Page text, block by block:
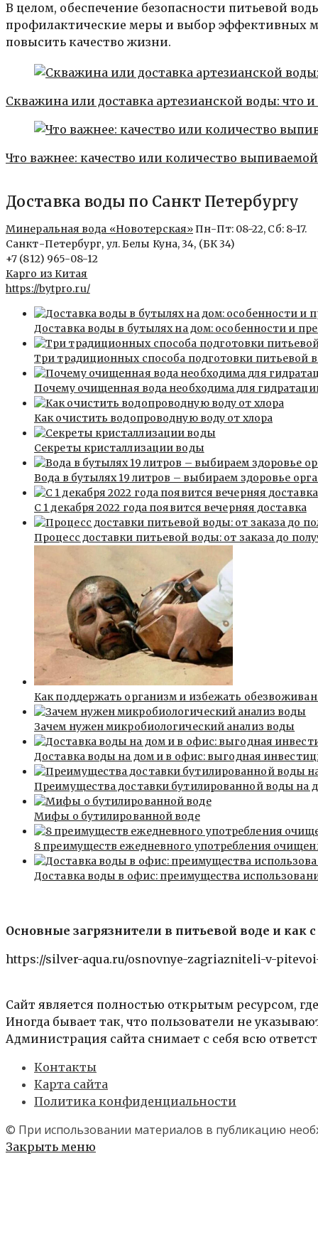
В целом, обеспечение безопасности питьевой
профилактические меры и выбор эффективных
повысить качество жизни.
Скважина или доставка артезианской воды: что и
Что важнее: качество или количество
Доставка воды по Санкт Петербургу
Минеральная вода «Новотерская»Пн-Пт: 08-22, Сб: 8-17.
Санкт-Петербург, ул. Белы Куна, 34, (БК 34)
+7 (812) 965-08-12
Карго из Китая
https://bytpro.ru/
Доставка воды в бутылях на дом: особенности и
Три традиционных способа подготовки питьевой
Почему очищенная вода необходима для
Как очистить водопроводную воду от хлора
Секреты кристаллизации воды
Вода в бутылях 19 литров – выбираем здоровье
С 1 декабря 2022 года появится вечерняя доставка
Процесс доставки питьевой воды: от заказа до
Как поддержать организм и избежать
Зачем нужен микробиологический анализ воды
Доставка воды на дом и в офис: выгодная
Преимущества доставки бутилированной воды на
Мифы о бутилированной воде
8 преимуществ ежедневного употребления
Доставка воды в офис: преимущества
Основные загрязнители в питьевой воде и как
https://silver-aqua.ru/osnovnye-zagriazniteli-v-
Сайт является полностью открытым ресурсом,
Иногда бывает так, что пользователи не
Администрация сайта снимает с себя всю
Контакты
Карта сайта
Политика конфиденциальности
© При использовании материалов в публикацию
Закрыть меню